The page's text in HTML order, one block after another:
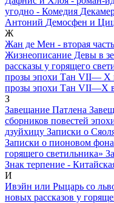
угодно - Комедия
Антоний Демосфен и
Ж
Жан де Мен - вторая часть
Жизнеописание Девы в
рассказы у горящего
прозы эпохи Тан VII— Х
прозы эпохи Тан VII—X
З
Завещание Патлена
сборников повестей
дзуйхицу Записки о
Записки о пионовом
горящего светильника»
Знак терпение -
И
Ивэйн или Рыцарь со
новых рассказов у